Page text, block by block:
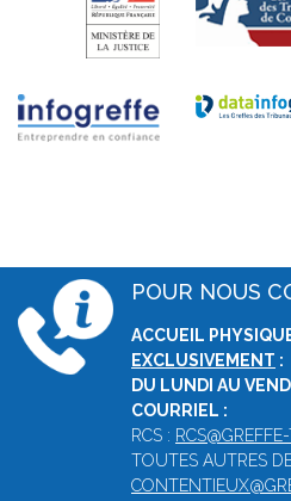
POUR NOUS
ACCUEIL
EXCLUSIVEMENT :
DU LUNDI AU
COURRIEL :
RCS :
TOUTES AUTRES